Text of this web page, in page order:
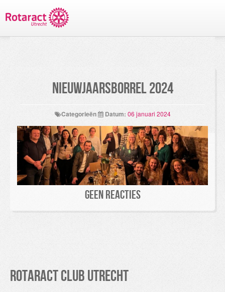
Nieuwjaarsborrel 2024
Categorieën Datum: 06 januari 2024
Geen reacties
Rotaract Club Utrecht